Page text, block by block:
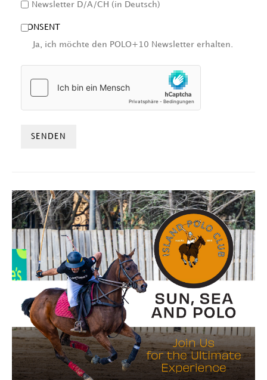
Newsletter D/A/CH (in Deutsch)
CONSENT
Ja, ich möchte den POLO+10 Newsletter erhalten.